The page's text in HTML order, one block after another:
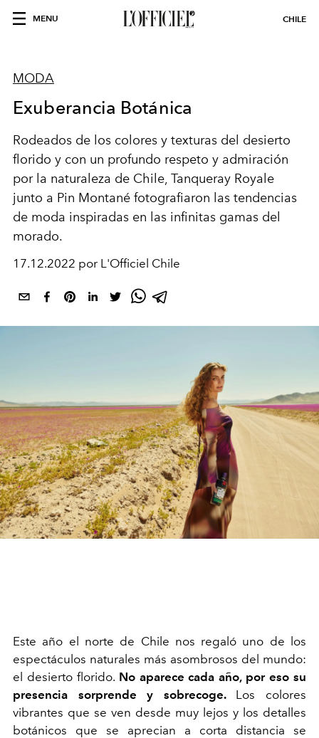
MENU CHILE
MODA
Exuberancia Botánica
Rodeados de los colores y texturas del desierto
florido y con un profundo respeto y admiración
por la naturaleza de Chile, Tanqueray Royale
junto a Pin Montané fotografiaron las tendencias
de moda inspiradas en las infinitas gamas del
morado.
17.12.2022 por L'Officiel Chile
Este año el norte de Chile nos regaló uno de los
espectáculos naturales más asombrosos del mundo:
el desierto florido. No aparece cada año, por eso su
presencia sorprende y sobrecoge. Los colores
vibrantes que se ven desde muy lejos y los detalles
botánicos que se aprecian a corta distancia se